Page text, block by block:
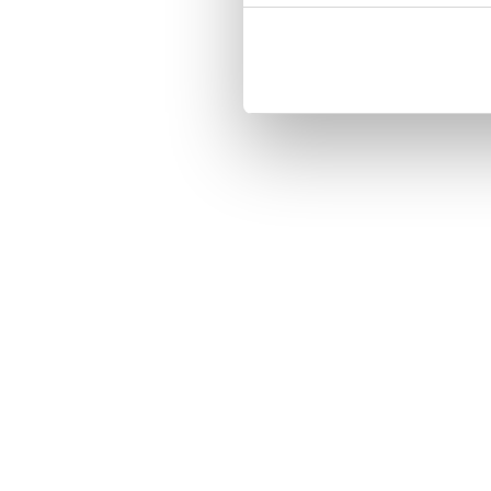
Three handy card slots on the
PU-leather.